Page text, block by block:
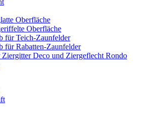
Oberfläche
Oberfläche
für Teich-Zaunfelder
für Rabatten-Zaunfelder
Ziergitter Deco und Ziergeflecht Rondo